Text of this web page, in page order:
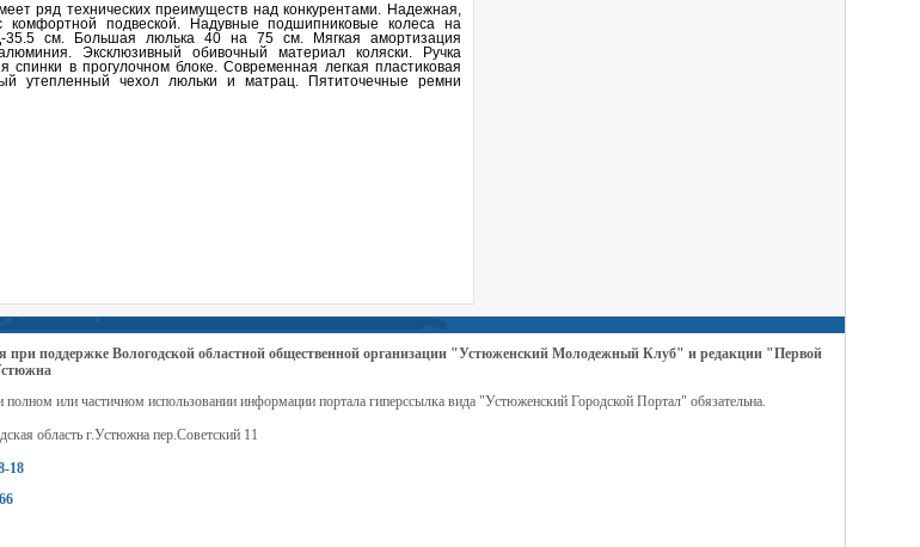
ряд технических преимуществ над конкурентами. Надежная,
комфортной подвеской. Надувные подшипниковые колеса на
35.5 см. Большая люлька 40 на 75 см. Мягкая амортизация
Эксклюзивный обивочный материал коляски. Ручка
спинки в прогулочном блоке. Современная легкая пластиковая
утепленный чехол люльки и матрац. Пятиточечные ремни
при поддержке Вологодской областной общественной организации "Устюженский Молодежный Клуб" и редакции "Первой
или частичном использовании информации портала гиперссылка вида "Устюженский Городской Портал" обязательна.
область г.Устюжна пер.Советский 11
18